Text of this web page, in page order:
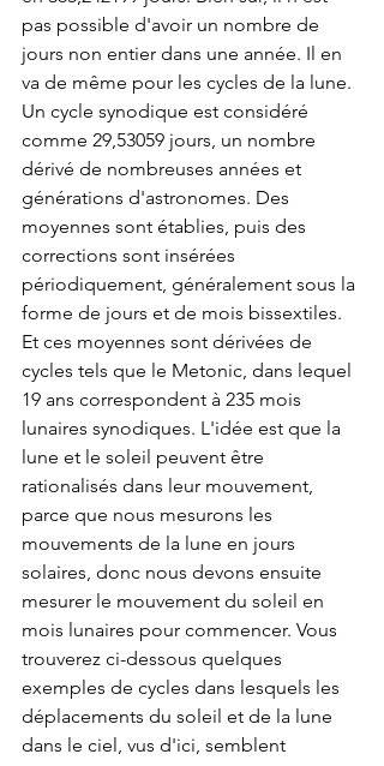
pas possible d'avoir un nombre de
jours non entier dans une année. Il en
va de même pour les cycles de la lune.
Un cycle synodique est considéré
comme 29,53059 jours, un nombre
dérivé de nombreuses années et
générations d'astronomes. Des
moyennes sont établies, puis des
corrections sont insérées
périodiquement, généralement sous la
forme de jours et de mois bissextiles.
Et ces moyennes sont dérivées de
cycles tels que le Metonic, dans lequel
19 ans correspondent à 235 mois
lunaires synodiques. L'idée est que la
lune et le soleil peuvent être
rationalisés dans leur mouvement,
parce que nous mesurons les
mouvements de la lune en jours
solaires, donc nous devons ensuite
mesurer le mouvement du soleil en
mois lunaires pour commencer. Vous
trouverez ci-dessous quelques
exemples de cycles dans lesquels les
déplacements du soleil et de la lune
dans le ciel, vus d'ici, semblent